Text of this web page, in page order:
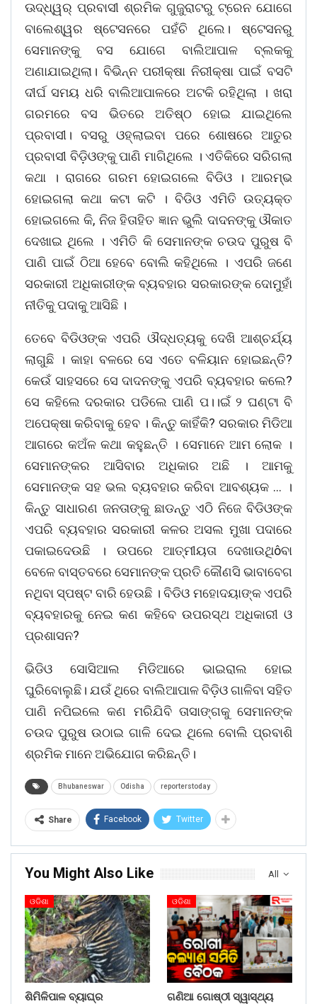
ଊଦ୍ଧ୍ୱର୍ ପ୍ରବାସୀ ଶ୍ରମିକ ଗୁଜୁରାଟରୁ ଟ୍ରେନ ଯୋଗେ
ବାଲେଶ୍ୱର ଷ୍ଟେସନରେ ପହଁଚି ଥିଲେ। ଷ୍ଟେସନରୁ
ସେମାନଙ୍କୁ ବସ ଯୋଗେ ବାଲିଆପାଳ ବ୍ଲକକୁ
ଅଣାଯାଇଥିଲା। ବିଭିନ୍ନ ପରୀକ୍ଷା ନିରୀକ୍ଷା ପାଇଁ ବସଟି
ଦୀର୍ଘ ସମୟ ଧରି ବାଲିଆପାଳରେ ଅଟକି ରହିଥିଲା । ଖରା
ଗରମରେ ବସ ଭିତରେ ଅତିଷ୍ଠ ହୋଇ ଯାଇଥିଲେ
ପ୍ରବାସୀ। ବସରୁ ଓହ୍ଲାଇବା ପରେ ଶୋଷରେ ଆତୁର
ପ୍ରବାସୀ ବିଡ଼ିଓଙ୍କୁ ପାଣି ମାଗିଥିଲେ । ଏତିକିରେ ସରିଗଲା
କଥା । ରାଗରେ ଗରମ ହୋଇଗଲେ ବିଡିଓ । ଆରମ୍ଭ
ହୋଇଗଲା କଥା କଟା କଟି । ବିଡିଓ ଏମିତି ଉତ୍ୟକ୍ତ
ହୋଇଗଲେ କି, ନିଜ ହିତାହିତ ଜ୍ଞାନ ଭୁଲି ଦାଦନଙ୍କୁ ଔକାତ
ଦେଖାଇ ଥିଲେ । ଏମିତି କି ସେମାନଙ୍କ ଚଉଦ ପୁରୁଷ ବି
ପାଣି ପାଇଁ ଠିଆ ହେବେ ବୋଲି କହିଥିଲେ । ଏପରି ଜଣେ
ସରକାରୀ ଅଧିକାରୀଙ୍କ ବ୍ୟବହାର ସରକାରଙ୍କ ଦୋମୁହାଁ
ନୀତିକୁ ପଦାକୁ ଆସିଛି ।
ତେବେ ବିଡିଓଙ୍କ ଏପରି ଔଦ୍ଧତ୍ୟକୁ ଦେଖି ଆଶ୍ଚର୍ଯ୍ୟ
ଲାଗୁଛି । କାହା ବଳରେ ସେ ଏତେ ବଳିୟାନ ହୋଇଛନ୍ତି?
କେଉଁ ସାହସରେ ସେ ଦାଦନଙ୍କୁ ଏପରି ବ୍ୟବହାର କଲେ?
ସେ କହିଲେ ଦରକାର ପଡିଲେ ପାଣି ପ।।ଇଁ ୨ ଘଣ୍ଟା ବି
ଅପେକ୍ଷା କରିବାକୁ ହେବ । କିନ୍ତୁ କାହିଁକି? ସରକାର ମିଡିଆ
ଆଗରେ କଅଁଳ କଥା କହୁଛନ୍ତି । ସେମାନେ ଆମ ଲୋକ ।
ସେମାନଙ୍କର ଆସିବାର ଅଧିକାର ଅଛି । ଆମକୁ
ସେମାନଙ୍କ ସହ ଭଲ ବ୍ୟବହାର କରିବା ଆବଶ୍ୟକ … ।
କିନ୍ତୁ ସାଧାରଣ ଜନତାଙ୍କୁ ଛାଡନ୍ତୁ ଏଠି ନିଜେ ବିଡିଓଙ୍କ
ଏପରି ବ୍ୟବହାର ସରକାରୀ କଳର ଅସଲ ମୁଖା ପଦାରେ
ପକାଇଦେଉଛି । ଉପରେ ଆତ୍ମୀୟତା ଦେଖାଉଥିôବା
ବେଳେ ବାସ୍ତବରେ ସେମାନଙ୍କ ପ୍ରତି କୌଣସି ଭାବାବେଗ
ନଥିବା ସ୍ପଷ୍ଟ ବାରି ହେଉଛି । ବିଡିଓ ମହୋଦୟାଙ୍କ ଏପରି
ବ୍ୟବହାରକୁ ନେଇ କଣ କହିବେ ଉପରସ୍ଥ ଅଧିକାରୀ ଓ
ପ୍ରଶାସନ?
ଭିଡିଓ ସୋସିଆଲ ମିଡିଆରେ ଭାଇରାଲ ହୋଇ
ଘୁରିବୋଲୁଛି। ଯଉଁ ଥିରେ ବାଲିଆପାଳ ବିଡ଼ିଓ ଗାଳିବା ସହିତ
ପାଣି ନପିଇଲେ କଣ ମରିଯିବି ତାସାଙ୍ଗକୁ ସେମାନଙ୍କ
ଚଉଦ ପୁରୁଷ ଉଠାଇ ଗାଳି ଦେଇ ଥିଲେ ବୋଲି ପ୍ରବାଶି
ଶ୍ରମିକ ମାନେ ଅଭିଯୋଗ କରିଛନ୍ତି।
Bhubaneswar Odisha reporterstoday
Share Facebook Twitter
All
You Might Also Like
ଓଡିଶା
ଶିମିଳିପାଳ ବ୍ୟାଘ୍ର
ଓଡିଶା
ଗଣିଆ ଗୋଷ୍ଠୀ ସ୍ୱାସ୍ଥ୍ୟ